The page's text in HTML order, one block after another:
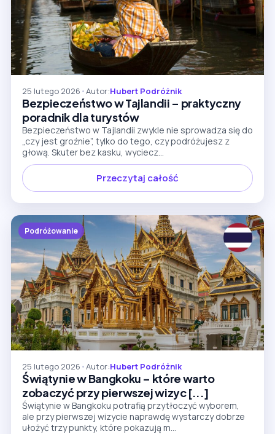
25 lutego 2026 •Autor:Hubert Podróżnik
Bezpieczeństwo w Tajlandii – praktyczny
poradnik dla turystów
Bezpieczeństwo w Tajlandii zwykle nie sprowadza się do
„czy jest groźnie”, tylko do tego, czy podróżujesz z
głową. Skuter bez kasku, wyciecz...
Przeczytaj całość
Podróżowanie
25 lutego 2026 •Autor:Hubert Podróżnik
Świątynie w Bangkoku – które warto
zobaczyć przy pierwszej wizyc [...]
Świątynie w Bangkoku potrafią przytłoczyć wyborem,
ale przy pierwszej wizycie naprawdę wystarczy dobrze
ułożyć trzy punkty, które pokazują m...